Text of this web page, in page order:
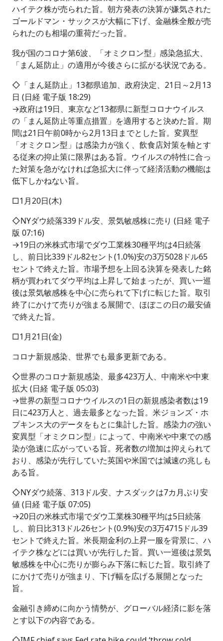
ハイテク株が売られた旨。朝方発表の決算が嫌気された
ゴールドマン・サックスが大幅に下げ、金融株全般が売
られたのも相場の重荷だった旨。
我が国のコロナ第6波、「オミクロン型」感染急拡大、
「まん延防止」の適用が今後さらに拡がる状況である。
◇「まん延防止」13都県追加、政府決定、21日～2月13
日 (日経 電子版 18:29)
→政府は19日、東京など13都県に新型コロナウイルス
の「まん延防止等重点措置」を適用すると決めた旨。期
間は21日午前0時から2月13日までとした旨。変異型
「オミクロン型」は感染力が強く、飲食店対策を軸とす
る従来の抑止策に限界はある旨。ウイルスの特性に合っ
た対策を急がなければ急拡大に伴って経済活動の機能は
低下しかねない旨。
□1月20日(木)
◇NYダウ続落339ドル安、景気敏感株に売り (日経 電子
版 07:16)
→19日の米株式市場でダウ工業株30種平均は4日続落
し、前日比339ドル82セント(1.0%)安の3万5028ドル65
セントで終えた旨。市場予想を上回る決算を発表した銘
柄が買われてダウ平均は上昇して始まったが、買い一巡
後は景気敏感株を中心に売られて下げに転じた旨。取引
終了にかけて売りが強まる展開で、ほぼこの日の最安値
で終えた旨。
□1月21日(金)
コロナ新規感染、世界でも最多更新である。
◇世界のコロナ新規感染、最多423万人、中南米や中東
拡大 (日経 電子版 05:03)
→世界の新型コロナウイルスの1日の新規感染者数は19
日に423万人と、過去最多となった旨。米ジョンズ・ホ
プキンス大のデータをもとに集計した旨。感染力の強い
変異型「オミクロン型」によって、中南米や中東での感
染が急速に広がっている旨。死者数の増加は抑えられて
おり、感染が先行していた英国や米国では減速の兆しも
ある旨。
◇NYダウ続落、313ドル安、ナスダックは7カ月ぶり安
値 (日経 電子版 07:05)
→20日の米株式市場でダウ工業株30種平均は5日続落
し、前日比313ドル26セント(0.9%)安の3万4715ドル39
セントで終えた旨。米長期金利の上昇一服を背景に、ハ
イテク株などには買いが先行した旨。買い一巡後は景気
敏感株を中心に売りが膨らみ下落に転じた旨。取引終了
にかけて売りが強まり、下げ幅を広げる展開となった
旨。
金融引き締めに向かう情勢が、グローバル経済に影を落
とす以下の内容である。